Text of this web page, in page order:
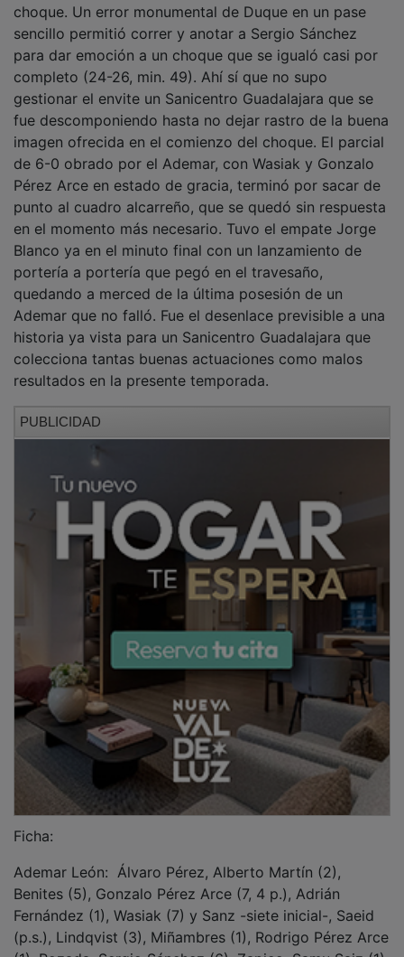
sencillo permitió correr y anotar a Sergio Sánchez
para dar emoción a un choque que se igualó casi por
completo (24-26, min. 49). Ahí sí que no supo
gestionar el envite un Sanicentro Guadalajara que se
fue descomponiendo hasta no dejar rastro de la buena
imagen ofrecida en el comienzo del choque. El parcial
de 6-0 obrado por el Ademar, con Wasiak y Gonzalo
Pérez Arce en estado de gracia, terminó por sacar de
punto al cuadro alcarreño, que se quedó sin respuesta
en el momento más necesario. Tuvo el empate Jorge
Blanco ya en el minuto final con un lanzamiento de
portería a portería que pegó en el travesaño,
quedando a merced de la última posesión de un
Ademar que no falló. Fue el desenlace previsible a una
historia ya vista para un Sanicentro Guadalajara que
colecciona tantas buenas actuaciones como malos
resultados en la presente temporada.
Ademar León: Álvaro Pérez, Alberto Martín (2),
Benites (5), Gonzalo Pérez Arce (7, 4 p.), Adrián
Fernández (1), Wasiak (7) y Sanz -siete inicial-, Saeid
(p.s.), Lindqvist (3), Miñambres (1), Rodrigo Pérez Arce
(1), Rozada, Sergio Sánchez (6), Zapico, Samu Saiz (1)
y Edu Fernández.
Sanicentro Guadalajara: Nico García, Joan Blanco (4),
Dorado (5), Román (3), Andrade (6), Elkhouga (3) y
Simón (5, 2 p.) -siete inicial-, Velasco, Catalina (1),
Ganuza, Chiuffa (3,1 p.), Jorge Blanco (p.s.) Duque (1),
Vera, Boyarizo y Jódar.
Árbitros: Friera Cavada (Colegio vasco) y Rosendo
López (Colegio gallego). Excluyeron a Sergio Sánchez,
Alberto Martín, Adrián Fernández y Samu Saiz por el
Ademar León y a Vera, Elkhouga y Jódar por el
Sanicentro Guadalajara.
Marcador cada cinco minutos: 1-4, 2-7, 4-11, 6-12, 9-
15, 11-17 (descanso), 13-20, 18-23, 22-25, 25-28, 30-
28, 34-31.
Palacio Municipal de los Deportes Urbano González